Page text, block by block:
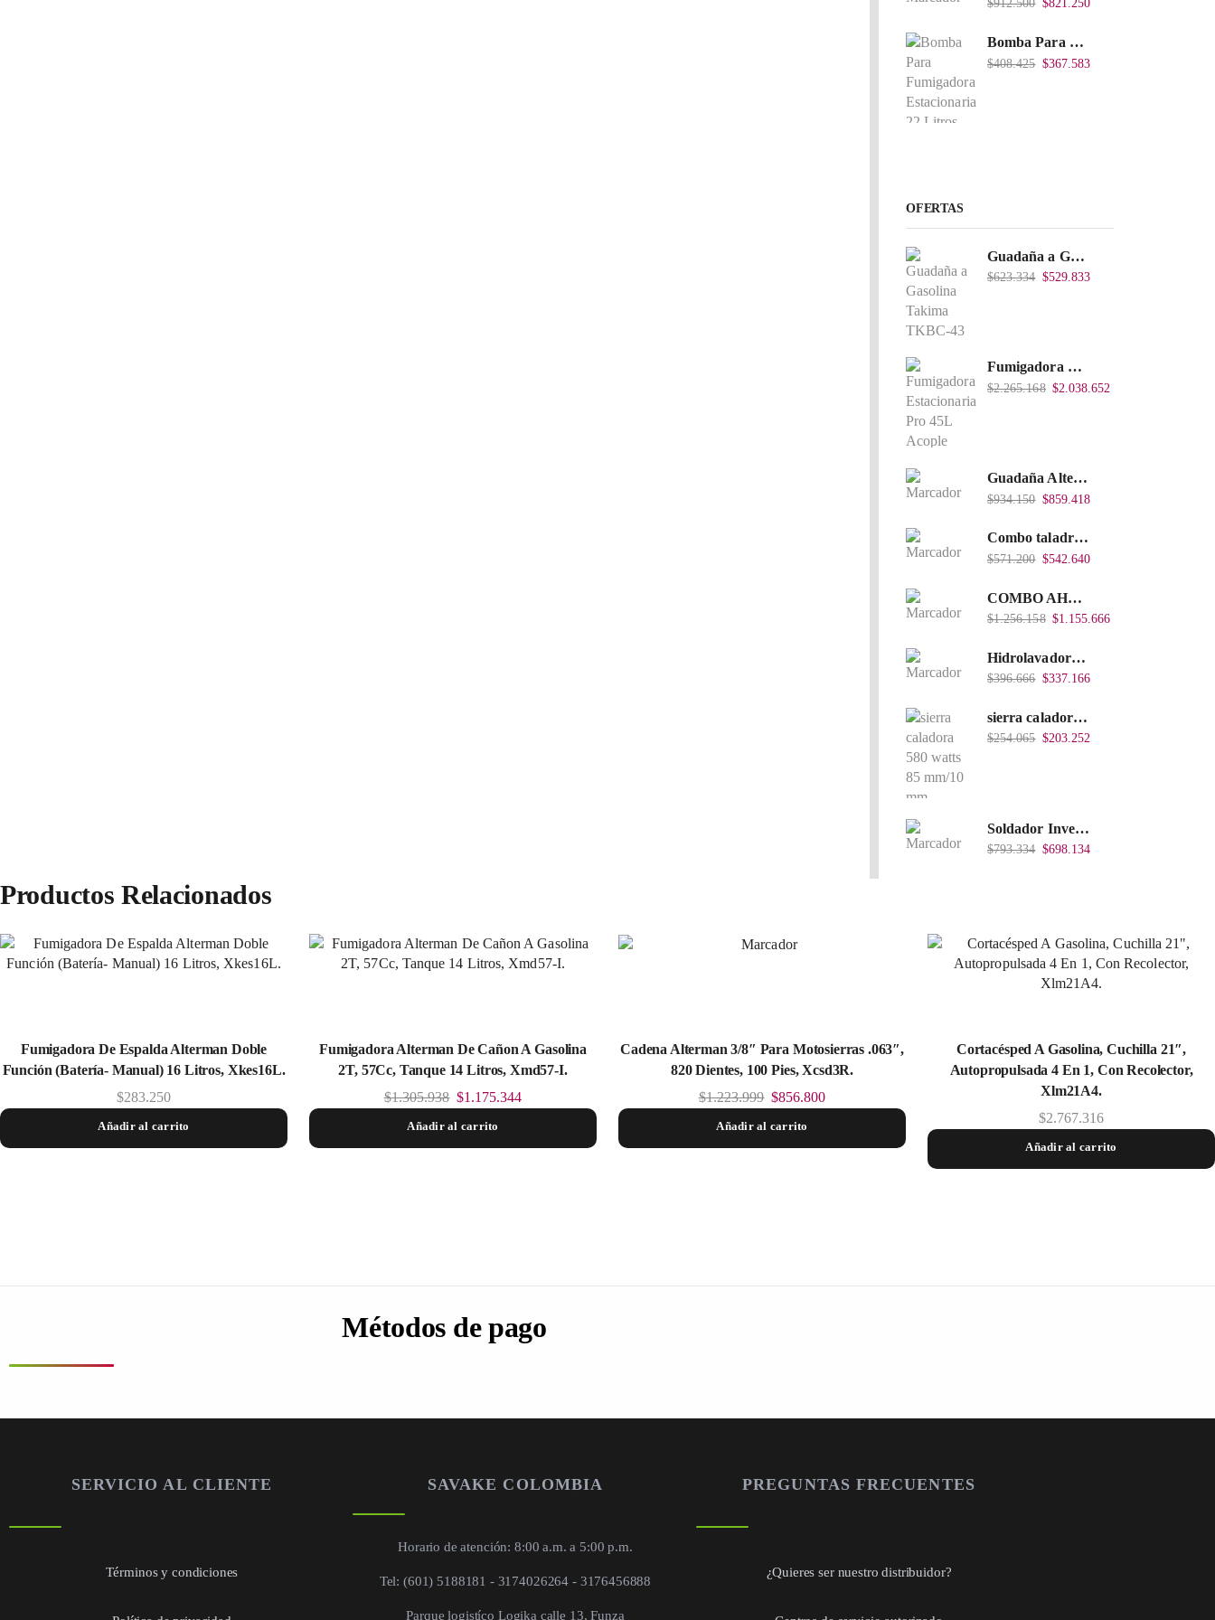
$912.500 $821.250
Bomba Para Fumigadora Estacionaria 22 Litros, Xp22-I.
$408.425 $367.583
OFERTAS
Guadaña a Gasolina Takima TKBC-43
$623.334 $529.833
Fumigadora Estacionaria Pro 45L Acople Directo con Accesorios
$2.265.168 $2.038.652
Guadaña Alterman A Gasolina 2T, De espalda, Eje Flexible, 43Cc, Xbc43B-I
$934.150 $859.418
Combo taladro Inalámbrico Takima 20V Li-Ion, Tklcd-20. + Polichadora Takima 7″ 1.200W, Tksp-180-D.
$571.200 $542.640
COMBO AHOYADOR ALTERMAN 52 CC + BROCA DE 20 CM X 80 CM + BROCA DE 15 CM X 80 CM
$1.256.158 $1.155.666
Hidrolavadora Eléctrica Takima 1.200W TKPW1200-13
$396.666 $337.166
sierra caladora 580 watts 85 mm/10 mm TKJS-85
$254.065 $203.252
Soldador Inverter 200Amps 110/220V 40% Heavy Duty (Hd) Tkwi-200-C
$793.334 $698.134
Productos Relacionados
Fumigadora De Espalda Alterman Doble
Función (Baterí­a- Manual) 16 Litros, Xkes16L.
$283.250
Añadir al carrito
Fumigadora Alterman De Cañon A Gasolina
2T, 57Cc, Tanque 14 Litros, Xmd57-I.
$1.305.938 $1.175.344
Añadir al carrito
Cadena Alterman 3/8″ Para Motosierras .063″,
820 Dientes, 100 Pies, Xcsd3R.
$1.223.999 $856.800
Añadir al carrito
Cortacésped A Gasolina, Cuchilla 21″,
Autopropulsada 4 En 1, Con Recolector,
Xlm21A4.
$2.767.316
Añadir al carrito
Métodos de pago
SERVICIO AL CLIENTE
Términos y condiciones
SAVAKE COLOMBIA
Horario de atención: 8:00 a.m. a 5:00 p.m.
Tel: (601) 5188181 - 3174026264 - 3176456888
Parque logistíco Logika calle 13, Funza
PREGUNTAS FRECUENTES
¿Quieres ser nuestro distribuidor?